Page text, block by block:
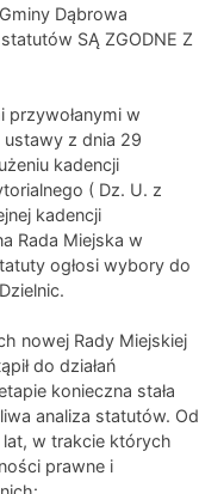
Dąbrowa
SĄ ZGODNE Z
przywołanymi w
ustawy z dnia 29
kadencji
( Dz. U. z
kadencji
Rada Miejska w
ogłosi wybory do
nowej Rady Miejskiej
do działań
konieczna stała
analiza statutów. Od
lat, w trakcie których
prawne i